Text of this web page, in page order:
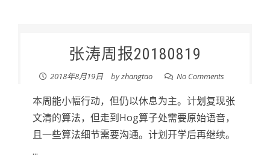
张涛周报20180819
2018年8月19日 byzhangtao No Comments
本周能小幅行动，但仍以休息为主。计划复现张
文清的算法，但走到Hog算子处需要原始语音，
且一些算法细节需要沟通。计划开学后再继续。
...